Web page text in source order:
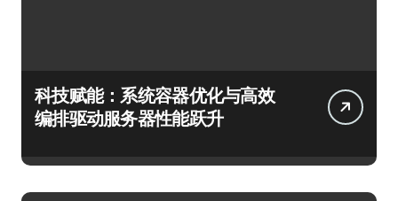
科技赋能：系统容器优化与高效
编排驱动服务器性能跃升